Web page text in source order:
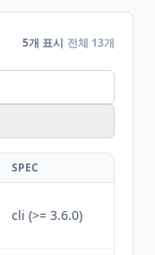
5개 표시 전체 13개
SPEC
cli (>= 3.6.0)